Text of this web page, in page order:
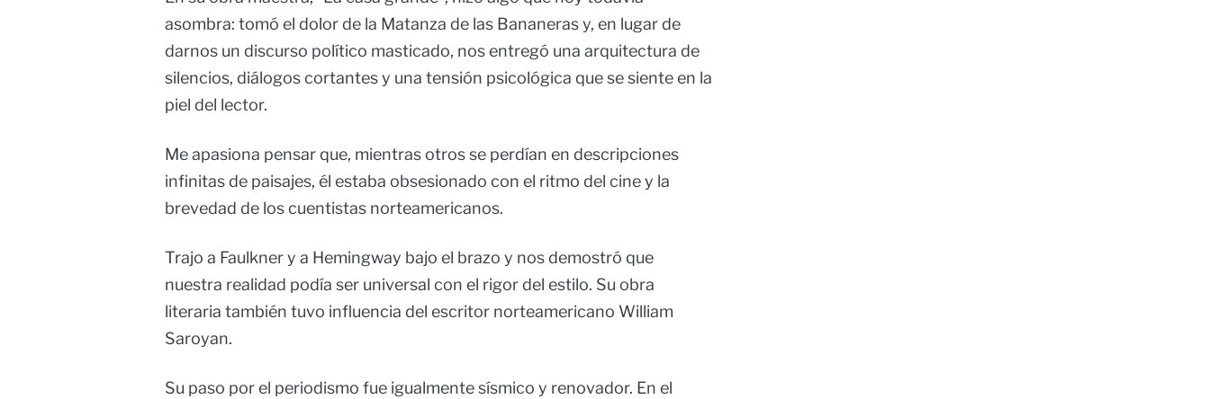
asombra: tomó el dolor de la Matanza de las Bananeras y, en lugar de
darnos un discurso político masticado, nos entregó una arquitectura de
silencios, diálogos cortantes y una tensión psicológica que se siente en la
piel del lector.
Me apasiona pensar que, mientras otros se perdían en descripciones
infinitas de paisajes, él estaba obsesionado con el ritmo del cine y la
brevedad de los cuentistas norteamericanos.
Trajo a Faulkner y a Hemingway bajo el brazo y nos demostró que
nuestra realidad podía ser universal con el rigor del estilo. Su obra
literaria también tuvo influencia del escritor norteamericano William
Saroyan.
Su paso por el periodismo fue igualmente sísmico y renovador. En el